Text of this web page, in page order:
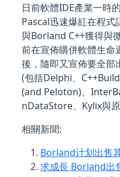
日前軟體IDE產業一時
Pascal迅速爆紅在程
與Borland C++獲得與
前在宣佈購併軟體生命
後，隨即又宣佈要全部
(包括Delphi、
(and Peloton)、
nDataStore、Kylix與
相關新聞:
Borland计划出售
求成長 Borland出